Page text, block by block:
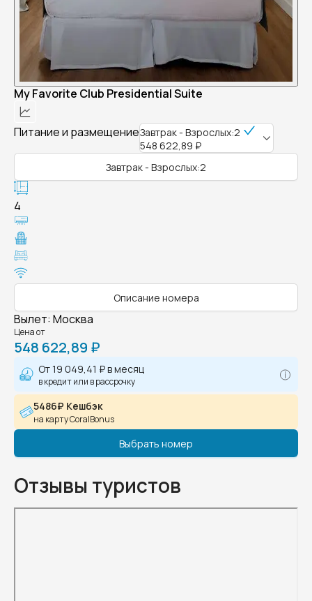
My Favorite Club Presidential Suite
Питание и размещениеЗавтрак - Взрослых:2
548 622,89 ₽
Завтрак - Взрослых:2
4
Описание номера
Вылет: Москва
Цена от
548 622,89 ₽
От19 049,41 ₽в месяц
в кредит или в рассрочку
5486₽ Кешбэк
на карту CoralBonus
Выбрать номер
Отзывы туристов